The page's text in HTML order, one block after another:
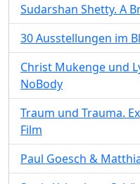
Sudarshan Shetty. A
30 Ausstellungen im
Christ Mukenge und
NoBody
Traum und Trauma.
Film
Paul Goesch &